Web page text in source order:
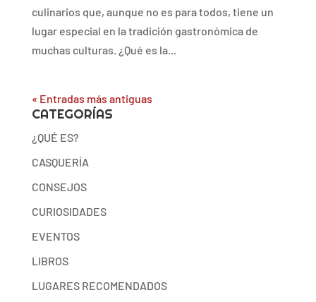
culinarios que, aunque no es para todos, tiene un
lugar especial en la tradición gastronómica de
muchas culturas. ¿Qué es la...
« Entradas más antiguas
CATEGORÍAS
¿QUÉ ES?
CASQUERÍA
CONSEJOS
CURIOSIDADES
EVENTOS
LIBROS
LUGARES RECOMENDADOS